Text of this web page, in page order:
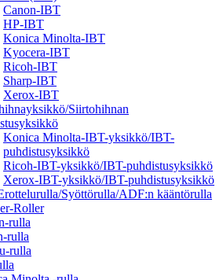
Canon-IBT
HP-IBT
Konica Minolta-IBT
Kyocera-IBT
Ricoh-IBT
Sharp-IBT
Xerox-IBT
Siirtohihnan
Konica Minolta-IBT-yksikkö/IBT-
puhdistusyksikkö
Ricoh-IBT-yksikkö/IBT-puhdistusyksikkö
Xerox-IBT-yksikkö/IBT-puhdistusyksikkö
Syöttörulla/ADF:n kääntörulla
Roller
rulla
rulla
rulla